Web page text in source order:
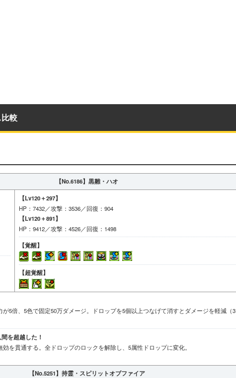
較
【No.6186】 黒雛・ハオ
【Lv120＋297】
HP：7432／攻撃：3536／回復：904
【Lv120＋891】
HP：9412／攻撃：4526／回復：1498
【覚醒】
【超覚醒】
5倍、5色で固定50万ダメージ。ドロップを5個以上つなげて消すとダメージを軽減（3
を超越した！
を貫通する。全ドロップのロックを解除し、5属性ドロップに変化。
【No.5251】 持霊・スピリットオブファイア